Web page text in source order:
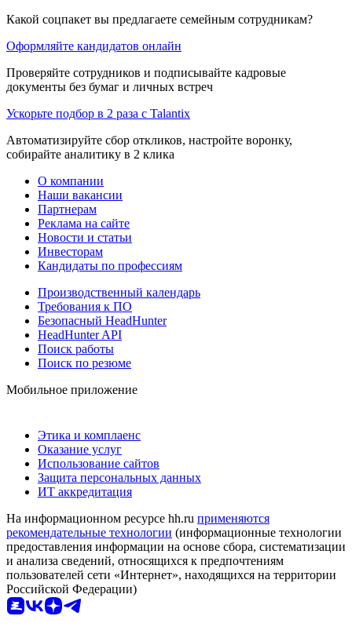
Какой соцпакет вы предлагаете семейным сотрудникам?
Оформляйте кандидатов онлайн
Проверяйте сотрудников и подписывайте кадровые
документы без бумаг и личных встреч
Ускорьте подбор в 2 раза с Talantix
Автоматизируйте сбор откликов, настройте воронку,
собирайте аналитику в 2 клика
О компании
Наши вакансии
Партнерам
Реклама на сайте
Новости и статьи
Инвесторам
Кандидаты по профессиям
Производственный календарь
Требования к ПО
Безопасный HeadHunter
HeadHunter API
Поиск работы
Поиск по резюме
Мобильное приложение
Этика и комплаенс
Оказание услуг
Использование сайтов
Защита персональных данных
ИТ аккредитация
На информационном ресурсе hh.ru применяются
рекомендательные технологии (информационные технологии
предоставления информации на основе сбора, систематизации
и анализа сведений, относящихся к предпочтениям
пользователей сети «Интернет», находящихся на территории
Российской Федерации)